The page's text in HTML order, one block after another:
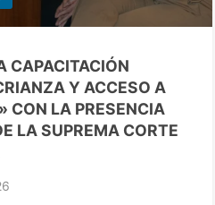
CAPACITACIÓN
Y ACCESO A
CON LA PRESENCIA
LA SUPREMA CORTE